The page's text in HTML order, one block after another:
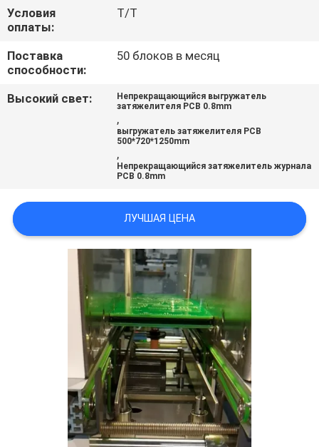
СПРОСИТЕ
ЦИТАТУ
PRIVACY
POLICY
Условия
оплаты:
T/T
Поставка
способности:
50 блоков в месяц
Высокий свет:
Непрекращающийся выгружатель
затяжелителя PCB 0.8mm
,
выгружатель затяжелителя PCB
500*720*1250mm
,
Непрекращающийся затяжелитель журнала
PCB 0.8mm
ЛУЧШАЯ ЦЕНА